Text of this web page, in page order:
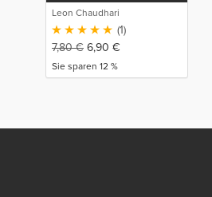
Leon Chaudhari
(1)
7,80€ 6,90 €
Sie sparen 12 %